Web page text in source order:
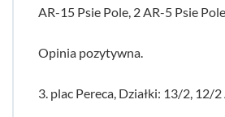
AR-15 Psie Pole, 2 AR-5 Psie Pole
Opinia pozytywna.
3. plac Pereca, Działki: 13/2, 12/